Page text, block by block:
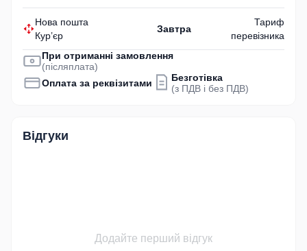
Нова пошта
Кур’єр
Завтра
Тариф
перевізника
При отриманні замовлення
(післяплата)
Оплата за реквізитами
Безготівка
(з ПДВ і без ПДВ)
Відгуки
Додайте перший відгук